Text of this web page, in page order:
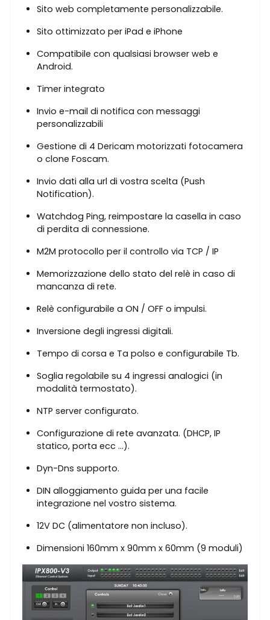
Sito web completamente personalizzabile.
Sito ottimizzato per iPad e iPhone
Compatibile con qualsiasi browser web e
Android.
Timer integrato
Invio e-mail di notifica con messaggi
personalizzabili
Gestione di 4 Dericam motorizzati fotocamera
o clone Foscam.
Invio dati alla url di vostra scelta (Push
Notification).
Watchdog Ping, reimpostare la casella in caso
di perdita di connessione.
M2M protocollo per il controllo via TCP / IP
Memorizzazione dello stato del relè in caso di
mancanza di rete.
Relè configurabile a ON / OFF o impulsi.
Inversione degli ingressi digitali.
Tempo di corsa e Ta polso e configurabile Tb.
Soglia regolabile su 4 ingressi analogici (in
modalità termostato).
NTP server configurato.
Configurazione di rete avanzata. (DHCP, IP
statico, porta ecc …).
Dyn-Dns supporto.
DIN alloggiamento guida per una facile
integrazione nel vostro sistema.
12V DC (alimentatore non incluso).
Dimensioni 160mm x 90mm x 60mm (9 moduli)